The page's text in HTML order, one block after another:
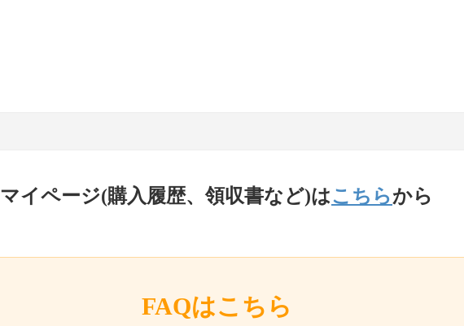
マイページ(購入履歴、領収書など)はこちらから
FAQはこちら